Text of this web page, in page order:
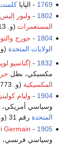
1769 - الپاپا
1802
- ولبور
المستعمرات (و. 1713)
1804
- جورج
الولايات المتحدة (و.
1832
- إگناسيو
مكسيكي، بطل
المكسيكية (و. 1773).
1904
- وليام
وسياسي أمريكي،
المتحدة رقم 31 (و. 1841)
1905
-
Germain
وسياسي